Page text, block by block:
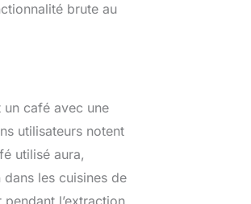
brute au
café avec une
utilisateurs notent
utilisé aura,
les cuisines de